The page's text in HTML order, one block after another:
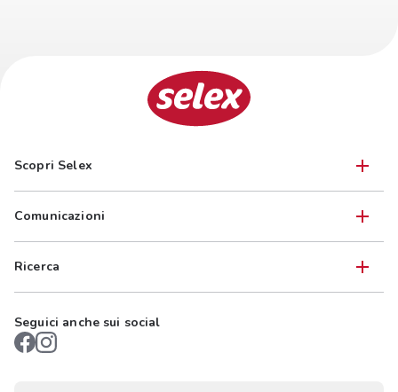
Scopri Selex
Comunicazioni
Ricerca
Seguici anche sui social